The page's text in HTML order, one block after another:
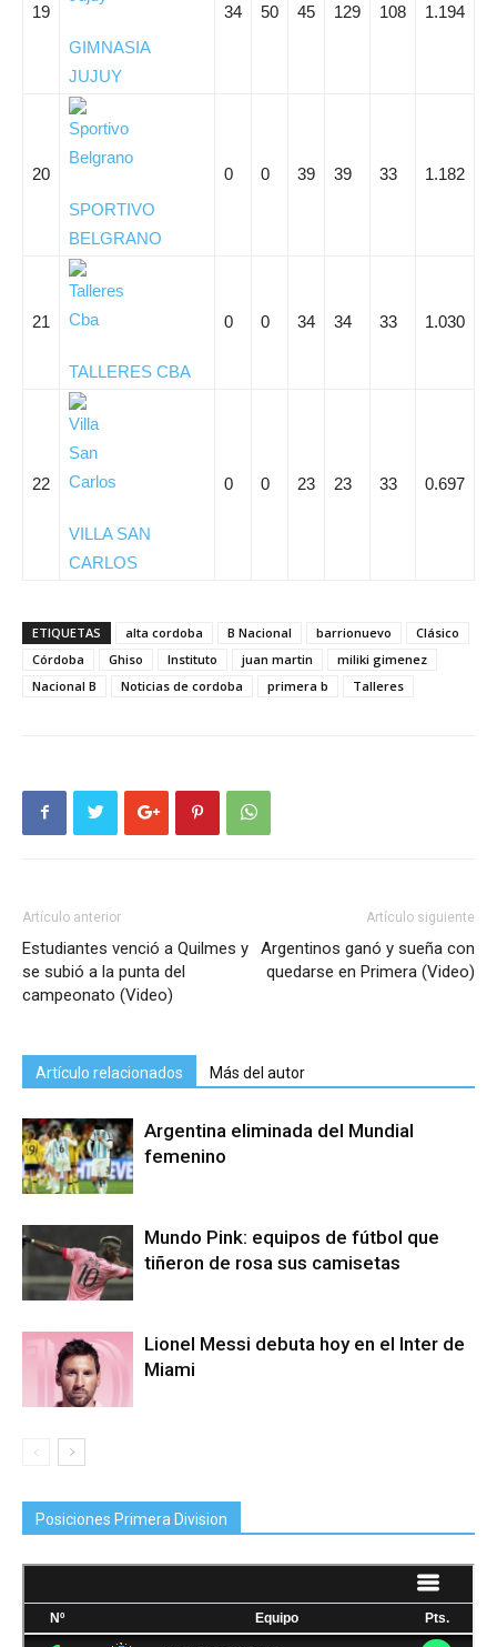
19
GIMNASIA
JUJUY
34 50 45 129 108 1.194
20
SPORTIVO
BELGRANO
0 0 39 39 33 1.182
21
TALLERES CBA
0 0 34 34 33 1.030
22
VILLA SAN
CARLOS
0 0 23 23 33 0.697
ETIQUETAS alta cordoba B Nacional barrionuevo
Clásico
Córdoba
Ghiso Instituto juan martin
miliki gimenez
Nacional B
Noticias de cordoba primera b Talleres
Artículo anterior
Estudiantes venció a Quilmes y
se subió a la punta del
campeonato (Video)
Artículo siguiente
Argentinos ganó y sueña con
quedarse en Primera (Video)
Artículo relacionados Más del autor
Argentina eliminada del Mundial
femenino
Mundo Pink: equipos de fútbol que
tiñeron de rosa sus camisetas
Lionel Messi debuta hoy en el Inter de
Miami
Posiciones Primera Division